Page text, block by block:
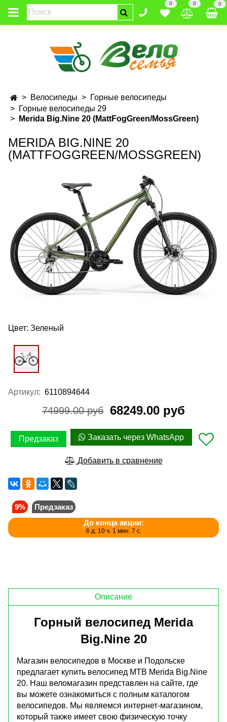
0 0 0
Велосипеды
Горные велосипеды
Горные велосипеды 29
Merida Big.Nine 20 (MattFogGreen/MossGreen)
MERIDA BIG.NINE 20
(MATTFOGGREEN/MOSSGREEN)
Цвет: Зеленый
Артикул: 6110894644
74999.00 руб 68249.00 руб
Предзаказ Заказать через WhatsApp
Добавить в сравнение
9%
Предзаказ
До конца акции:
6 д. 10 ч. 1 мин. 7 с.
Описание
Горный велосипед Merida
Big.Nine 20
Магазин велосипедов в Москве и Подольске
предлагает купить велосипед MTB Merida Big.Nine
20. Наш веломагазин представлен на сайте, где
вы можете ознакомиться с полным каталогом
велосипедов. Мы являемся интернет-магазином,
который также имеет свою физическую точку